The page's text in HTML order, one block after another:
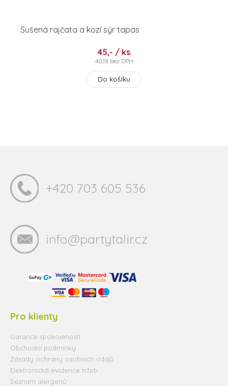
Sušená rajčata a kozí sýr tapas
45,- / ks
40,18 bez DPH
Do košíku
+420 703 605 536
info@partytalir.cz
Pro klienty
Garance spokojenosti
Obchodní podmínky
Zásady ochrany osobních údajů
Elektronická evidence tržeb
Seznam alergenů